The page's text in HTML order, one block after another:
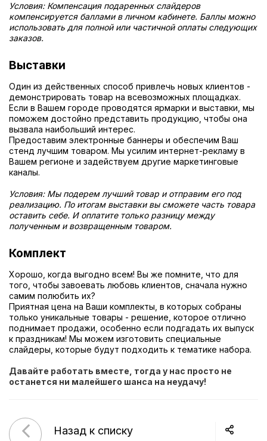
Условия: Компенсация подаренных слайдеров
компенсируется баллами в личном кабинете. Баллы можно
использовать для полной или частичной оплаты следующих
заказов.
Выставки
Один из действенных способ привлечь новых клиентов -
демонстрировать товар на всевозможных площадках.
Если в Вашем городе проводятся ярмарки и выставки, мы
поможем достойно представить продукцию, чтобы она
вызвала наибольший интерес.
Предоставим электронные баннеры и обеспечим Ваш
стенд лучшим товаром. Мы усилим интернет-рекламу в
Вашем регионе и задействуем другие маркетинговые
каналы.
Условия: Мы подерем лучший товар и отправим его под
реализацию. По итогам выставки вы сможете часть товара
оставить себе. И оплатите только разницу между
полученным и возвращенным товаром.
Комплект
Хорошо, когда выгодно всем! Вы же помните, что для
того, чтобы завоевать любовь клиентов, сначала нужно
самим полюбить их?
Приятная цена на Ваши комплекты, в которых собраны
только уникальные товары - решение, которое отлично
поднимает продажи, особенно если подгадать их выпуск
к праздникам! Мы можем изготовить специальные
слайдеры, которые будут подходить к тематике набора.
Давайте работать вместе, тогда у нас просто не
останется ни малейшего шанса на неудачу!
Назад к списку